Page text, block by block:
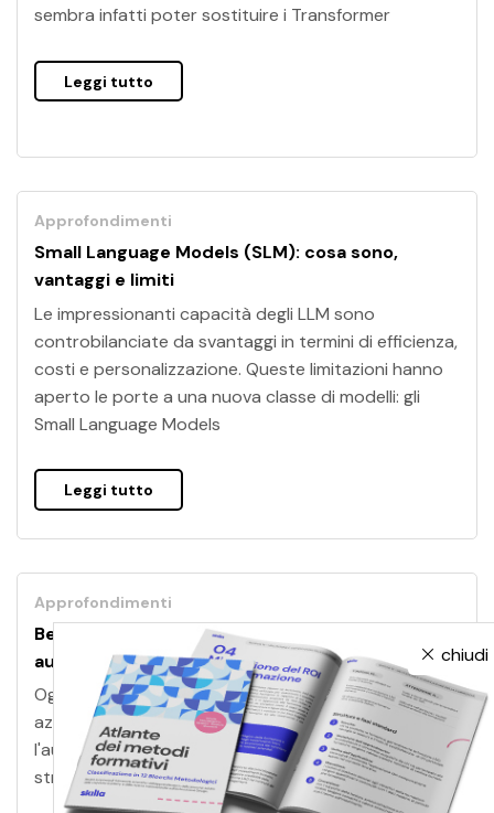
sembra infatti poter sostituire i Transformer
Leggi tutto
Approfondimenti
Small Language Models (SLM): cosa sono,
vantaggi e limiti
Le impressionanti capacità degli LLM sono
controbilanciate da svantaggi in termini di efficienza,
costi e personalizzazione. Queste limitazioni hanno
aperto le porte a una nuova classe di modelli: gli
Small Language Models
Leggi tutto
Approfondimenti
Benessere organizzativo: l’impatto di IA e
automazione
Oggi il benessere organizzativo è una priorità per le
aziende. Scopri come l'Intelligenza Artificiale e
l'automazione influenzano il benessere sul lavoro e le
strategie per migliorarlo
chiudi